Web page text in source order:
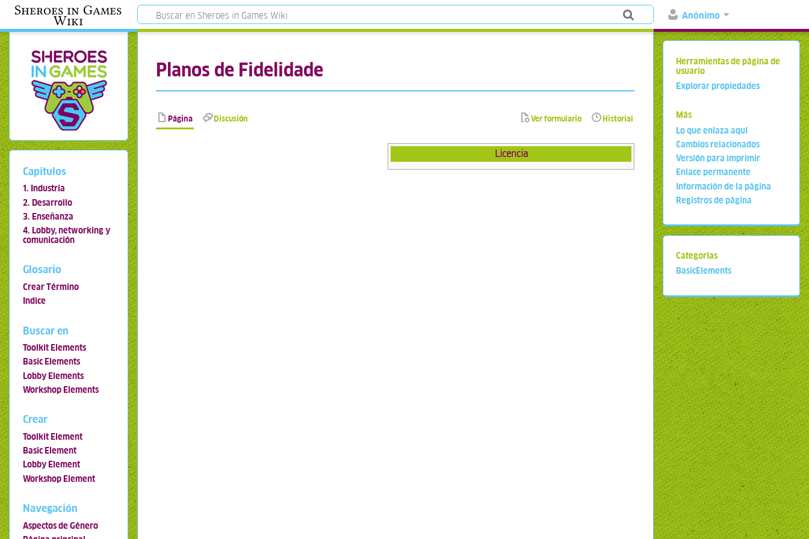
Anónimo
Sheroes in Games
Wiki
Planos de Fidelidade
Página Discusión Ver formulario Historial
Licencia
Capítulos
1. Industria
2. Desarrollo
3. Enseñanza
4. Lobby, networking y
comunicación
Glosario
Crear Término
Indice
Buscar en
Toolkit Elements
Basic Elements
Lobby Elements
Workshop Elements
Crear
Toolkit Element
Basic Element
Lobby Element
Workshop Element
Navegación
Aspectos de Género
Herramientas de página de
usuario
Explorar propiedades
Más
Lo que enlaza aquí
Cambios relacionados
Versión para imprimir
Enlace permanente
Información de la página
Registros de página
Categorías
BasicElements